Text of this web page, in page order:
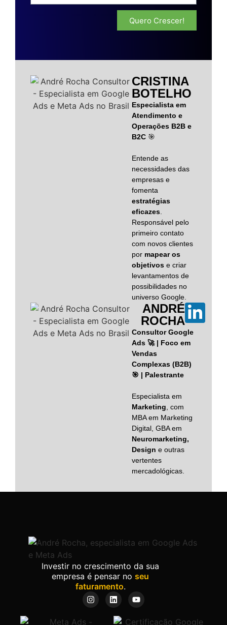
Quero Crescer!
CRISTINA
BOTELHO
Especialista em
Atendimento e
Operações B2B e
B2C🎯
Entende as
necessidades das
empresas e
fomenta
estratégias
eficazes.
Responsável pelo
primeiro contato
com novos clientes
por mapear os
objetivose criar
levantamentos de
possibilidades no
universo Google.
ANDRÉ
ROCHA
Consultor Google
Ads 🚀 | Foco em
Vendas
Complexas (B2B)
🎯 | Palestrante
Especialista em
Marketing , com
MBA em Marketing
Digital, GBA em
Neuromarketing,
Design e outras
vertentes
mercadológicas.
Investir no crescimento da sua
empresa é pensar no seu
faturamento.